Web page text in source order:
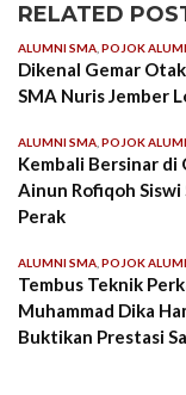
RELATED
ALUMNI SMA POJOK
Dikenal Gemar
SMA Nuris Jember
ALUMNI SMA POJOK
Kembali Bersinar di
Ainun Rofiqoh
Perak
ALUMNI SMA POJOK
Tembus Teknik
Muhammad Dika
Buktikan Prestasi